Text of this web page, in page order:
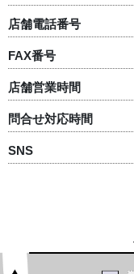
店舗電話番号
FAX番号
店舗営業時間
問合せ対応時間
SNS